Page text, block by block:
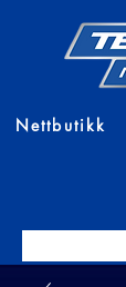
Nettbutikk